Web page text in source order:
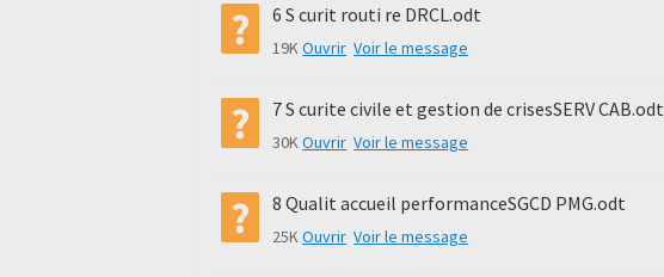
6 S curit routi re DRCL.odt
19KOuvrir Voir le message
7 S curite civile et gestion de crisesSERV CAB.odt
30KOuvrir Voir le message
8 Qualit accueil performanceSGCD PMG.odt
25KOuvrir Voir le message